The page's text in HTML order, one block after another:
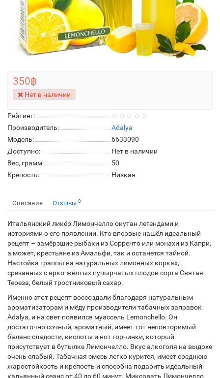
Рейтинг:
Производитель:
Adalya
Модель:
6633090
Доступно:
Нет в наличии
Вес, грамм:
50
Крепость:
Низкая
350฿
Нет в наличии
Описание Отзывы 0
Итальянский ликёр Лимончелло окутан легендами и
историями о его появлении. Кто впервые нашёл идеальный
рецепт – замёрзшие рыбаки из Сорренто или монахи из Капри,
а может, крестьяне из Амальфи, так и останется тайной.
Настойка граппы на натуральных лимонных корках,
срезанных с ярко-жёлтых пупырчатых плодов сорта Святая
Тереза, белый тростниковый сахар.
Именно этот рецепт воссоздали благодаря натуральным
ароматизаторам и мёду производители табачных заправок
Adalya, и на свет появился муассель Lemonchello. Он
достаточно сочный, ароматный, имеет тот неповторимый
баланс сладости, кислоты и нот горчинки, который
присутствует в бутылке Лимончелло. Вкус алкоголя на выдохе
очень слабый. Табачная смесь легко курится, имеет среднюю
жаростойкость и крепость и способна подарить идеальный
кальянный сеанс от 40 до 60 минут. Миксовать Лимончелло